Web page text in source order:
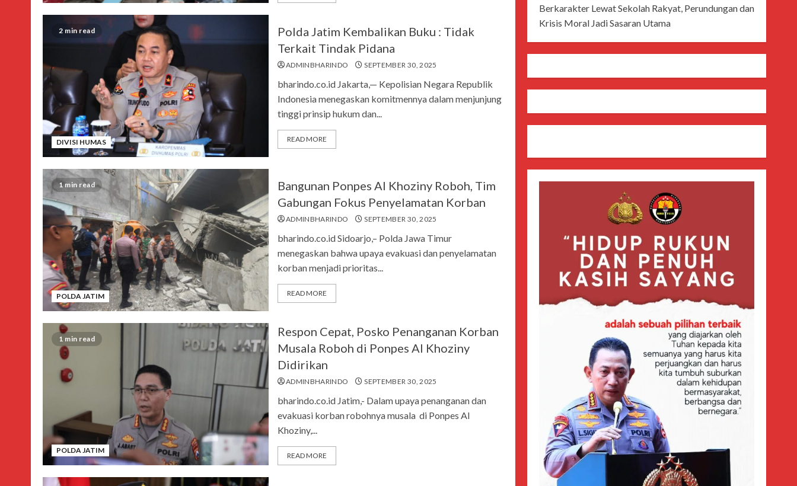
2 min read
DIVISI HUMAS
Polda Jatim Kembalikan Buku : Tidak
Terkait Tindak Pidana
ADMINBHARINDO SEPTEMBER 30, 2025
bharindo.co.id Jakarta,— Kepolisian Negara Republik
Indonesia menegaskan komitmennya dalam menjunjung
tinggi prinsip hukum dan...
READ MORE
1 min read
POLDA JATIM
Bangunan Ponpes Al Khoziny Roboh, Tim
Gabungan Fokus Penyelamatan Korban
ADMINBHARINDO SEPTEMBER 30, 2025
bharindo.co.id Sidoarjo,– Polda Jawa Timur
menegaskan bahwa upaya evakuasi dan penyelamatan
korban menjadi prioritas...
READ MORE
1 min read
POLDA JATIM
Respon Cepat, Posko Penanganan Korban
Musala Roboh di Ponpes Al Khoziny
Didirikan
ADMINBHARINDO SEPTEMBER 30, 2025
bharindo.co.id Jatim,- Dalam upaya penanganan dan
evakuasi korban robohnya musala di Ponpes Al
Khoziny,...
READ MORE
Berkarakter Lewat Sekolah Rakyat, Perundungan dan
Krisis Moral Jadi Sasaran Utama